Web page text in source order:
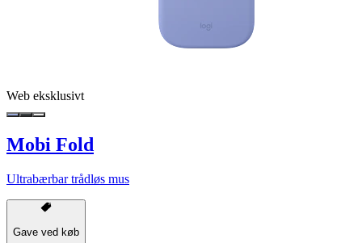
Web eksklusivt
Mobi Fold
Ultrabærbar trådløs mus
Gave ved køb